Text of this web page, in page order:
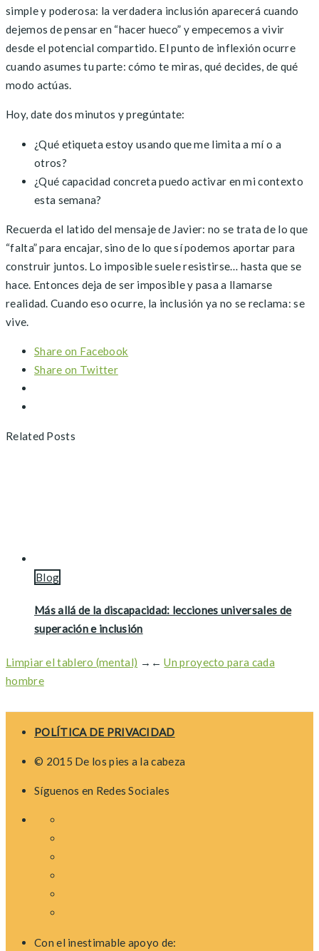
simple y poderosa: la verdadera inclusión aparecerá cuando
dejemos de pensar en “hacer hueco” y empecemos a vivir
desde el potencial compartido. El punto de inflexión ocurre
cuando asumes tu parte: cómo te miras, qué decides, de qué
modo actúas.
Hoy, date dos minutos y pregúntate:
¿Qué etiqueta estoy usando que me limita a mí o a
otros?
¿Qué capacidad concreta puedo activar en mi contexto
esta semana?
Recuerda el latido del mensaje de Javier: no se trata de lo que
“falta” para encajar, sino de lo que sí podemos aportar para
construir juntos. Lo imposible suele resistirse… hasta que se
hace. Entonces deja de ser imposible y pasa a llamarse
realidad. Cuando eso ocurre, la inclusión ya no se reclama: se
vive.
Share on Facebook
Share on Twitter
Related Posts
Blog
Más allá de la discapacidad: lecciones universales de
superación e inclusión
Limpiar el tablero (mental) → ←Un proyecto para cada
hombre
POLÍTICA DE PRIVACIDAD
© 2015 De los pies a la cabeza
Síguenos en Redes Sociales
Con el inestimable apoyo de: